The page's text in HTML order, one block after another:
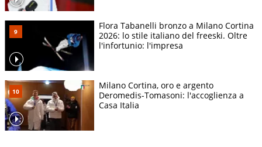
Flora Tabanelli bronzo a Milano Cortina
2026: lo stile italiano del freeski. Oltre
l'infortunio: l'impresa
Milano Cortina, oro e argento
Deromedis-Tomasoni: l'accoglienza a
Casa Italia